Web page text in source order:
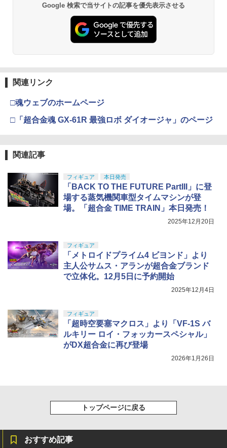
Google 検索で当サイトの記事を優先表示させる
関連リンク
□魂ウェブのホームページ
□「超合金魂 GX-61R 最強ロボ ダイオージャ」のページ
関連記事
フィギュア 本日発売
「BACK TO THE FUTURE PartIII」に登
場する蒸気機関車型タイムマシンが登
場。「超合金 TIME TRAIN」本日発売！
2025年12月20日
フィギュア
「メトロイドプライム4 ビヨンド」より
主人公サムス・アランが超合金ブランド
で立体化。12月5日に予約開始
2025年12月4日
フィギュア
「超時空要塞マクロス」より「VF-1S バ
ルキリー ロイ・フォッカースペシャル」
がDX超合金に再び登場
2026年1月26日
トップページに戻る
おすすめ記事